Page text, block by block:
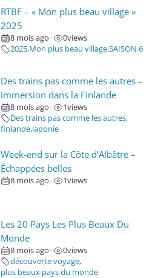
RTBF – « Mon plus beau village »
2025
8 mois ago • 0views
2025,Mon plus beau village,SAISON 6
Des trains pas comme les autres –
immersion dans la Finlande
8 mois ago • 1views
Des trains pas comme les autres,
finlande,laponie
Week-end sur la Côte d’Albâtre –
Échappées belles
8 mois ago • 1views
Les 20 Pays Les Plus Beaux Du
Monde
8 mois ago • 0views
découverte voyage,
plus beaux pays du monde